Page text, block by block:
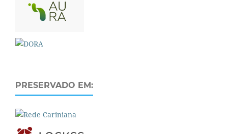
PRESERVADO EM: